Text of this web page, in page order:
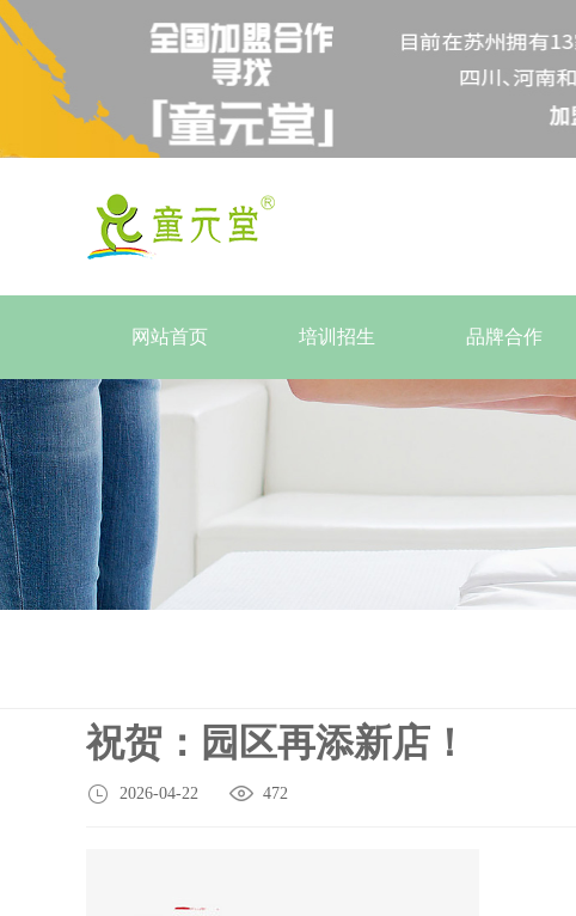
网站首页 培训招生 品牌合作
祝贺：园区再添新店！
2026-04-22 472